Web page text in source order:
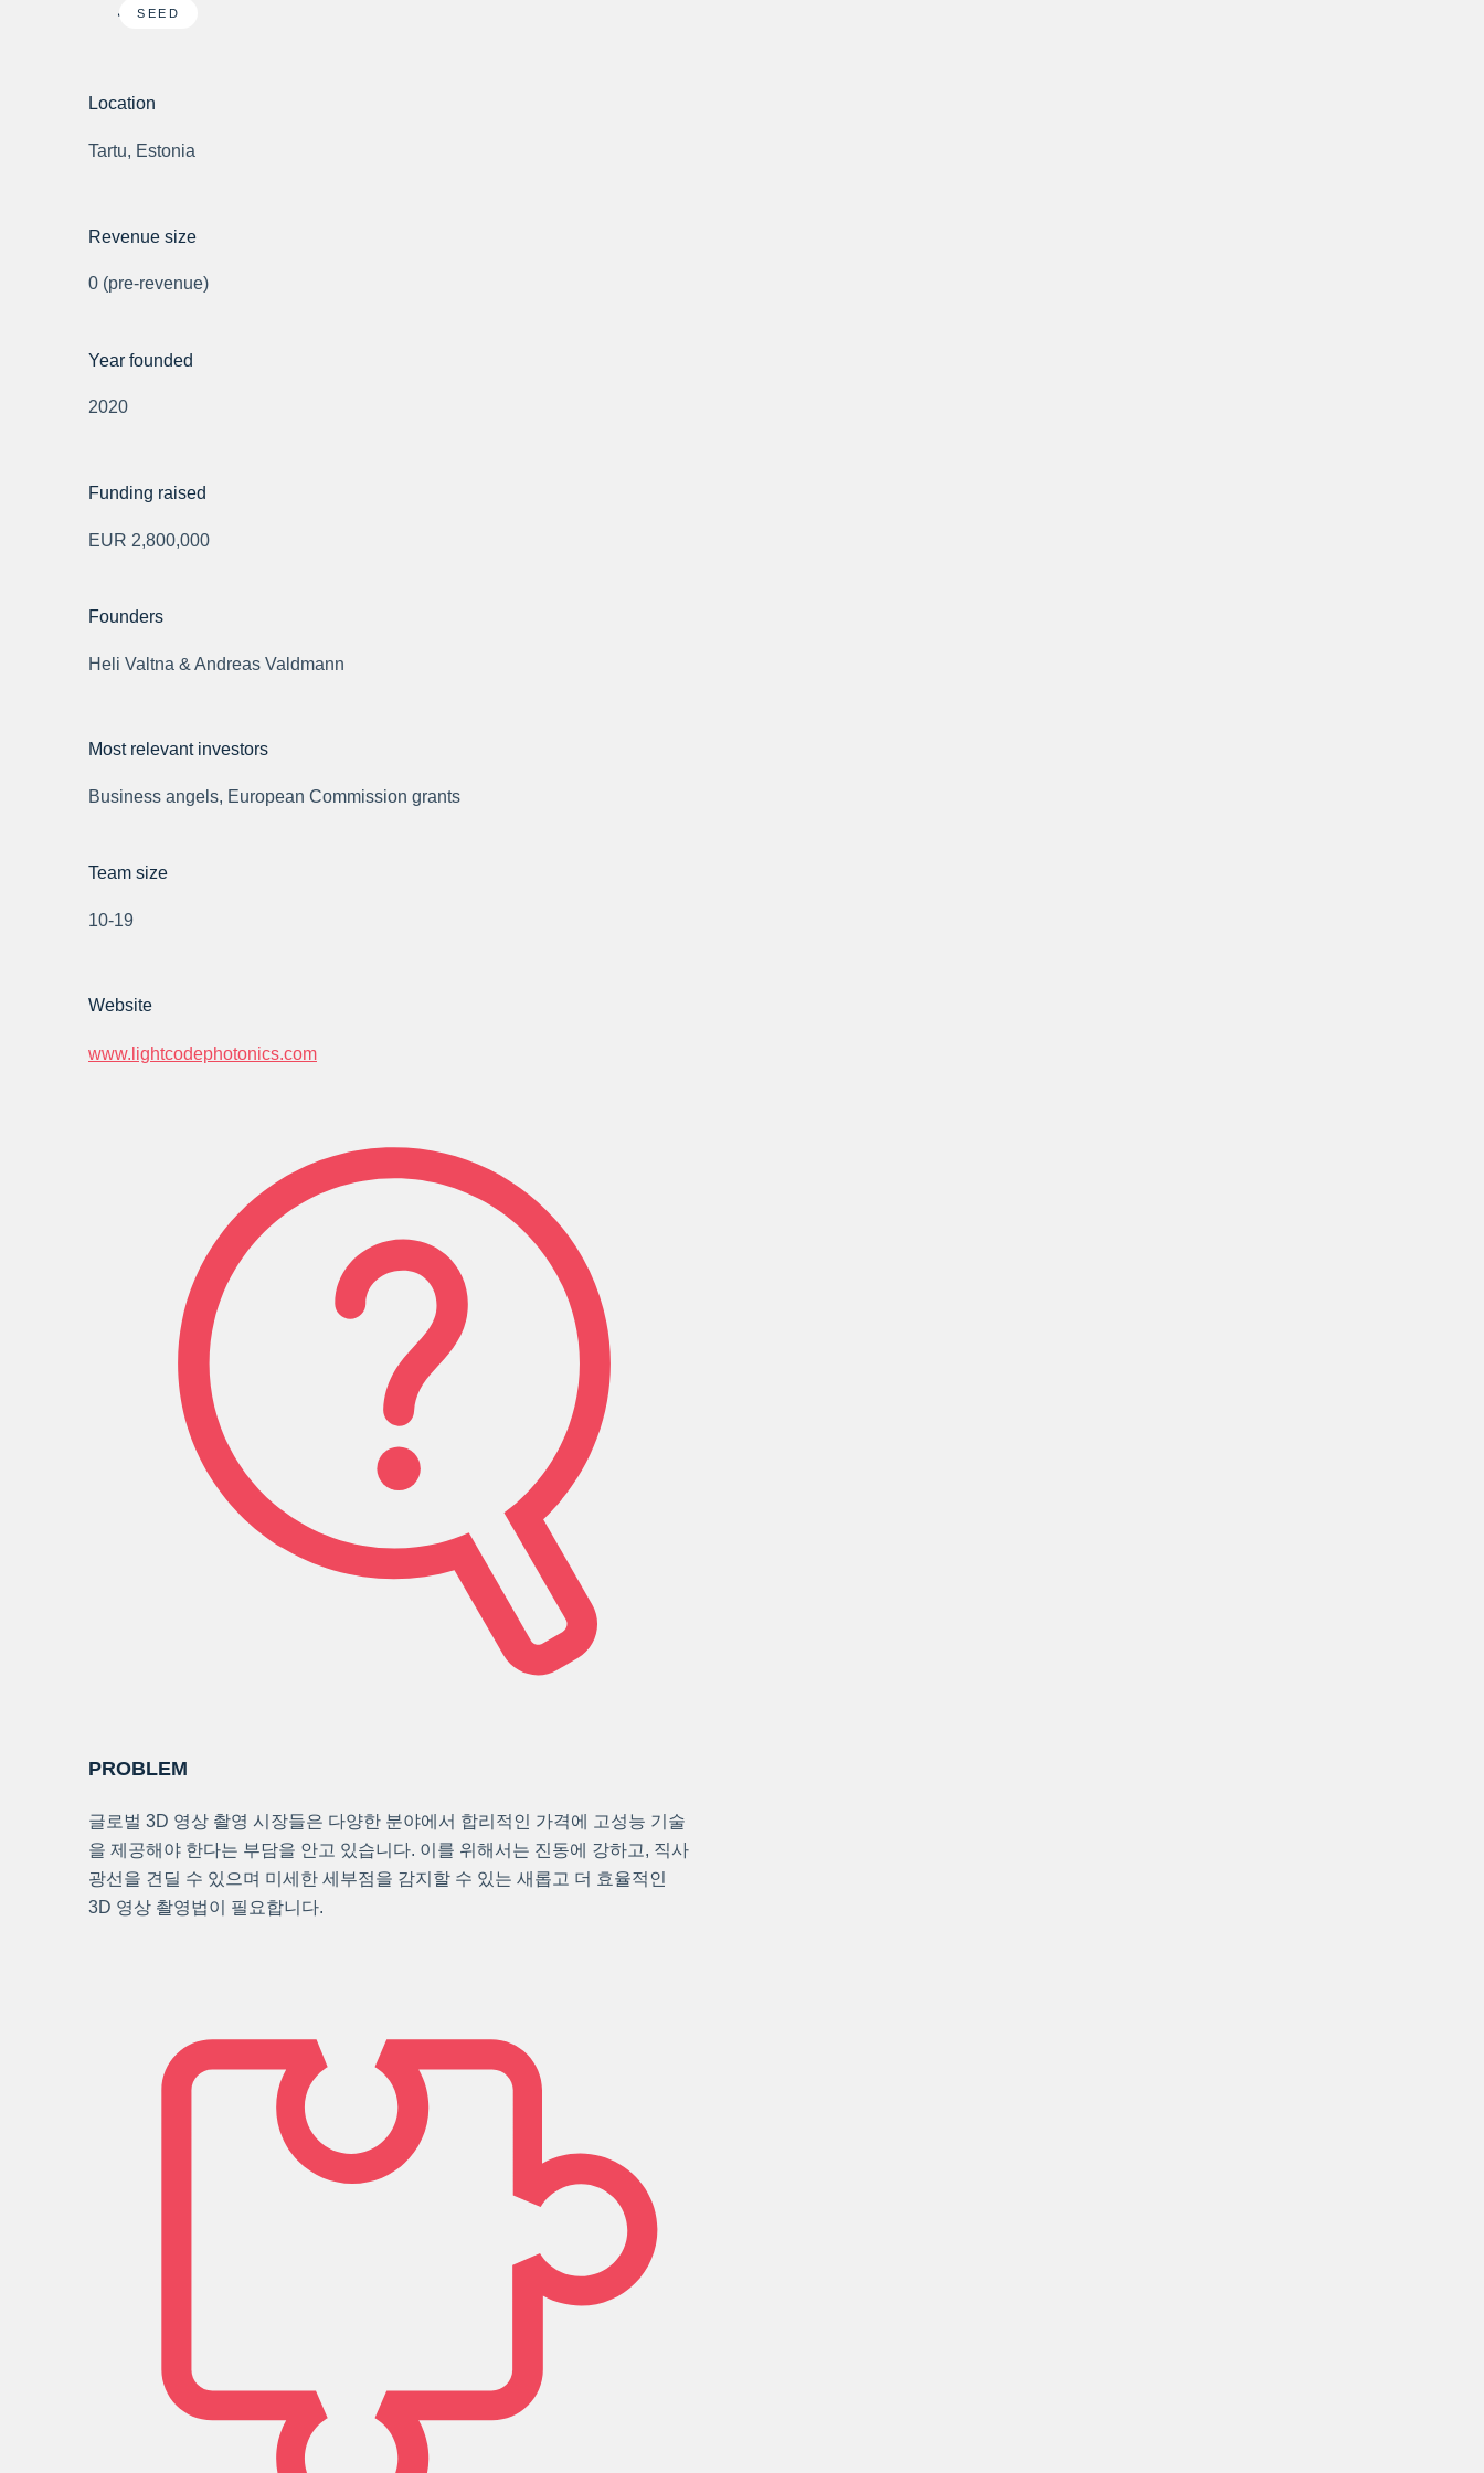
SEED
Location
Tartu, Estonia
Revenue size
0 (pre-revenue)
Year founded
2020
Funding raised
EUR 2,800,000
Founders
Heli Valtna & Andreas Valdmann
Most relevant investors
Business angels, European Commission grants
Team size
10-19
Website
www.lightcodephotonics.com
PROBLEM
글로벌 3D 영상 촬영 시장들은 다양한 분야에서 합리적인 가격에 고성능 기술
을 제공해야 한다는 부담을 안고 있습니다. 이를 위해서는 진동에 강하고, 직사
광선을 견딜 수 있으며 미세한 세부점을 감지할 수 있는 새롭고 더 효율적인
3D 영상 촬영법이 필요합니다.